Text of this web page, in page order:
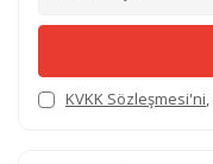
KVKK Sözleşmesi'ni